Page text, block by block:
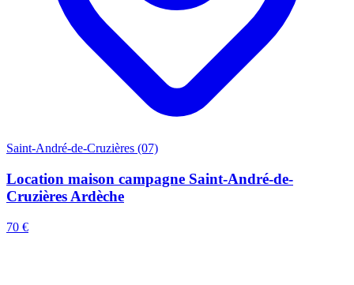
Saint-André-de-Cruzières (07)
Location maison campagne Saint-André-de-
Cruzières Ardèche
70 €